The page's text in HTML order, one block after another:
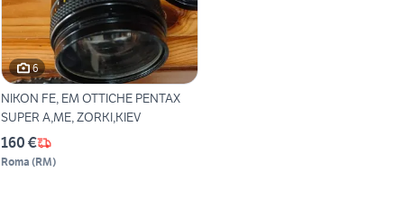
6
NIKON FE, EM OTTICHE PENTAX
SUPER A,ME, ZORKI,KIEV
160 €
Roma (RM)